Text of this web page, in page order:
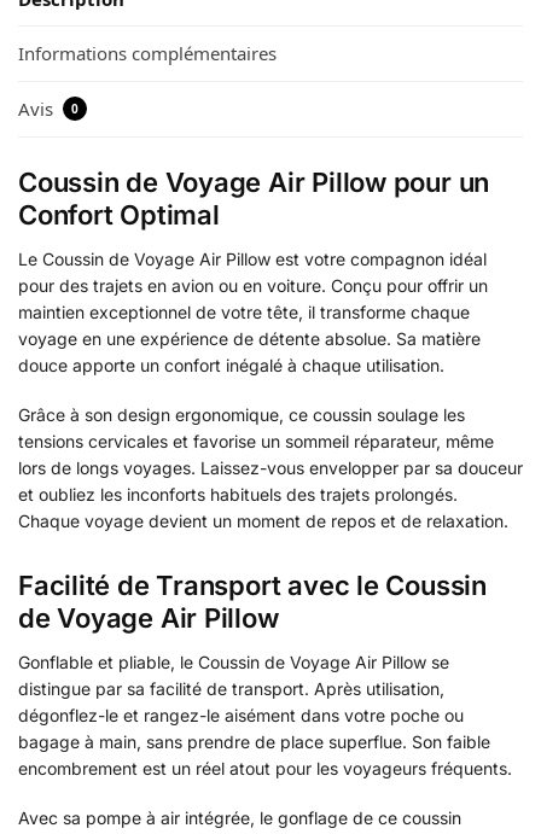
Informations complémentaires
Avis 0
Coussin de Voyage Air Pillow pour un
Confort Optimal
Le Coussin de Voyage Air Pillow est votre compagnon idéal
pour des trajets en avion ou en voiture. Conçu pour offrir un
maintien exceptionnel de votre tête, il transforme chaque
voyage en une expérience de détente absolue. Sa matière
douce apporte un confort inégalé à chaque utilisation.
Grâce à son design ergonomique, ce coussin soulage les
tensions cervicales et favorise un sommeil réparateur, même
lors de longs voyages. Laissez-vous envelopper par sa douceur
et oubliez les inconforts habituels des trajets prolongés.
Chaque voyage devient un moment de repos et de relaxation.
Facilité de Transport avec le Coussin
de Voyage Air Pillow
Gonflable et pliable, le Coussin de Voyage Air Pillow se
distingue par sa facilité de transport. Après utilisation,
dégonflez-le et rangez-le aisément dans votre poche ou
bagage à main, sans prendre de place superflue. Son faible
encombrement est un réel atout pour les voyageurs fréquents.
Avec sa pompe à air intégrée, le gonflage de ce coussin